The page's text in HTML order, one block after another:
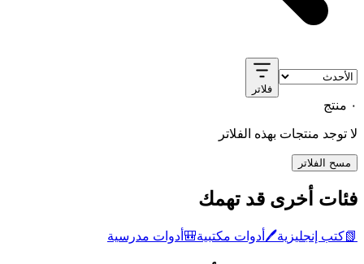
فلاتر
٠ منتج
لا توجد منتجات بهذه الفلاتر
مسح الفلاتر
فئات أخرى قد تهمك
📗كتب إنجليزية🖊️ أدوات مكتبية🎒 أدوات مدرسية